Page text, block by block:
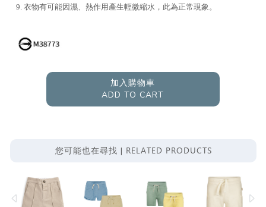
9. 衣物有可能因濕、熱作用產生輕微縮水，此為正常現象。
加入購物車
ADD TO CART
您可能也在尋找 | RELATED PRODUCTS